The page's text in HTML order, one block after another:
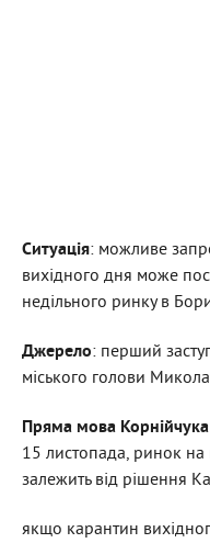
Ситуація: можливе
вихідного дня може
недільного ринку в
Джерело: перший
міського голови
Пряма мова Корнійчука
15 листопада, ринок на
залежить від рішення
якщо карантин